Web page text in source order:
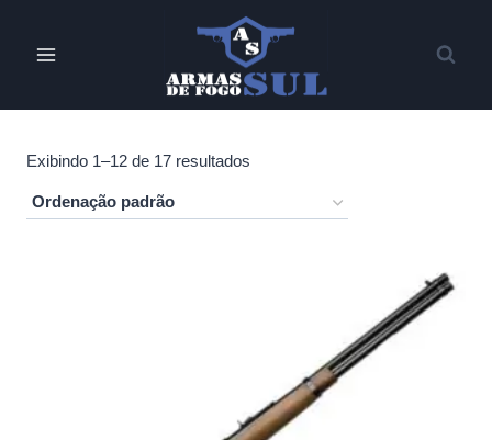
Exibindo 1–12 de 17 resultados